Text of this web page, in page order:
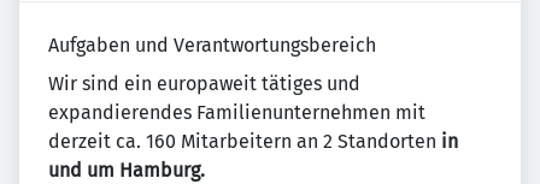
Aufgaben und Verantwortungsbereich
Wir sind ein europaweit tätiges und
expandierendes Familienunternehmen mit
derzeit ca. 160 Mitarbeitern an 2 Standorten in
und um Hamburg.